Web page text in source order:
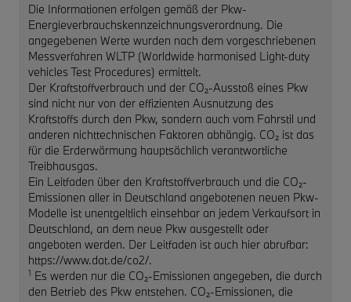
Die Informationen erfolgen gemäß der Pkw-
Energieverbrauchskennzeichnungsverordnung. Die
angegebenen Werte wurden nach dem vorgeschriebenen
Messverfahren WLTP (Worldwide harmonised Light-duty
vehicles Test Procedures) ermittelt.
Der Kraftstoffverbrauch und der CO₂-Ausstoß eines Pkw
sind nicht nur von der effizienten Ausnutzung des
Kraftstoffs durch den Pkw, sondern auch vom Fahrstil und
anderen nichttechnischen Faktoren abhängig. CO₂ ist das
für die Erderwärmung hauptsächlich verantwortliche
Treibhausgas.
Ein Leitfaden über den Kraftstoffverbrauch und die CO₂-
Emissionen aller in Deutschland angebotenen neuen Pkw-
Modelle ist unentgeltlich einsehbar an jedem Verkaufsort in
Deutschland, an dem neue Pkw ausgestellt oder
angeboten werden. Der Leitfaden ist auch hier abrufbar:
https://www.dat.de/co2/.
1 Es werden nur die CO₂-Emissionen angegeben, die durch
den Betrieb des Pkw entstehen. CO₂-Emissionen, die